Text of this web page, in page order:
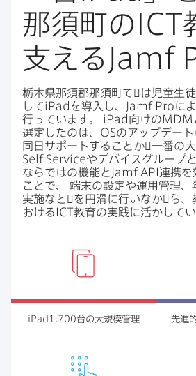
那須町の ICT
支える Jamf
栃木県那須郡那須町て​゙は​児童生徒
してiPadを​導入し、 Jamf Proに​
行っています。
iPad向けのMDM
選定したのは、 OSの​アップデート
同日サポートする​ことか​゙一番の​大
Self Serviceや​デバイスグループ
ならではの機能と Jamf API連携を​
ことで、
端末の​設定や​運用管理、​
実施なと​゙を​円滑に​行いなか​゙ら、​
おける ICT教育の​実践に​活かしてい
iPad1 ,700台の​大規模管理 先進